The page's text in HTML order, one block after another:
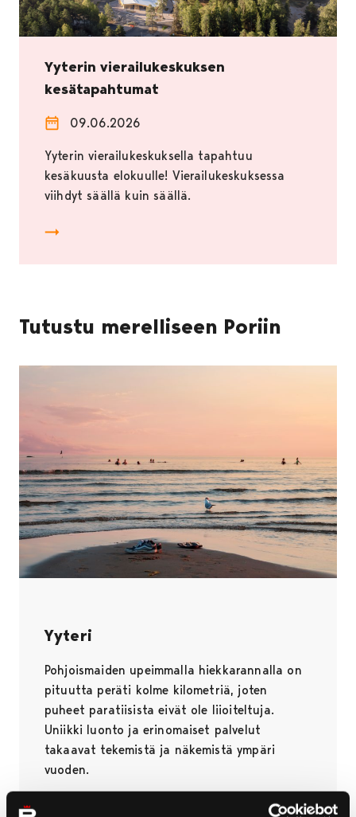
Yyterin vierailukeskuksen
kesätapahtumat
09.06.2026
Yyterin vierailukeskuksella tapahtuu
kesäkuusta elokuulle! Vierailukeskuksessa
viihdyt säällä kuin säällä.
Yyterin vierailukeskuksen kesätapahtumat
Tutustu merelliseen Poriin
Yyteri
Pohjoismaiden upeimmalla hiekkarannalla on
pituutta peräti kolme kilometriä, joten
puheet paratiisista eivät ole liioiteltuja.
Uniikki luonto ja erinomaiset palvelut
takaavat tekemistä ja näkemistä ympäri
vuoden.